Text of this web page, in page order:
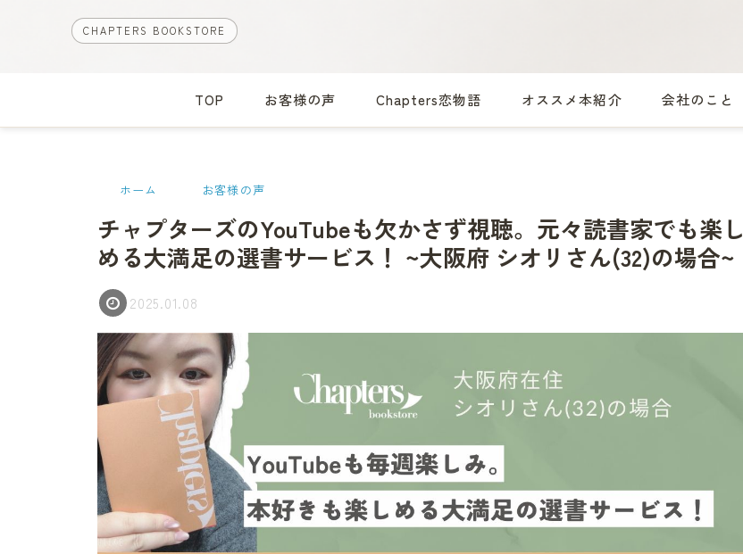
CHAPTERS BOOKSTORE
TOP お客様の声 Chapters恋物語 オススメ本紹介 会社のこと
ホーム お客様の声
チャプターズのYouTubeも欠かさず視聴。元々読書家でも楽し
める大満足の選書サービス！ ~大阪府 シオリさん(32)の場合~
2025.01.08